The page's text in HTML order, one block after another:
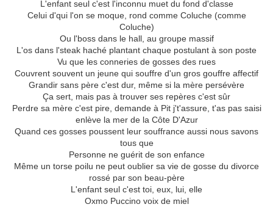
L'enfant seul c'est l'inconnu muet du fond d'classe
Celui d'qui l'on se moque, rond comme Coluche (comme
Coluche)
Ou l'boss dans le hall, au groupe massif
L'os dans l'steak haché plantant chaque postulant à son poste
Vu que les conneries de gosses des rues
Couvrent souvent un jeune qui souffre d'un gros gouffre affectif
Grandir sans père c'est dur, même si la mère persévère
Ça sert, mais pas à trouver ses repères c'est sûr
Perdre sa mère c'est pire, demande à Pit j't'assure, t'as pas saisi
enlève la mer de la Côte D'Azur
Quand ces gosses poussent leur souffrance aussi nous savons
tous que
Personne ne guérit de son enfance
Même un torse poilu ne peut oublier sa vie de gosse du divorce
rossé par son beau-père
L'enfant seul c'est toi, eux, lui, elle
Oxmo Puccino voix de miel